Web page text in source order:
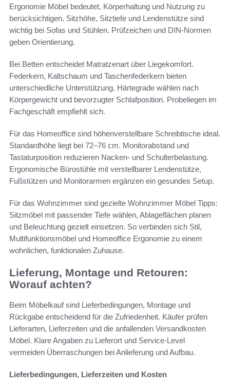
Ergonomie Möbel bedeutet, Körperhaltung und Nutzung zu
berücksichtigen. Sitzhöhe, Sitztiefe und Lendenstütze sind
wichtig bei Sofas und Stühlen. Prüfzeichen und DIN-Normen
geben Orientierung.
Bei Betten entscheidet Matratzenart über Liegekomfort.
Federkern, Kaltschaum und Taschenfederkern bieten
unterschiedliche Unterstützung. Härtegrade wählen nach
Körpergewicht und bevorzugter Schlafposition. Probeliegen im
Fachgeschäft empfiehlt sich.
Für das Homeoffice sind höhenverstellbare Schreibtische ideal.
Standardhöhe liegt bei 72–76 cm. Monitorabstand und
Tastaturposition reduzieren Nacken- und Schulterbelastung.
Ergonomische Bürostühle mit verstellbarer Lendenstütze,
Fußstützen und Monitorarmen ergänzen ein gesundes Setup.
Für das Wohnzimmer sind gezielte Wohnzimmer Möbel Tipps:
Sitzmöbel mit passender Tiefe wählen, Ablageflächen planen
und Beleuchtung gezielt einsetzen. So verbinden sich Stil,
Multifunktionsmöbel und Homeoffice Ergonomie zu einem
wohnlichen, funktionalen Zuhause.
Lieferung, Montage und Retouren:
Worauf achten?
Beim Möbelkauf sind Lieferbedingungen, Montage und
Rückgabe entscheidend für die Zufriedenheit. Käufer prüfen
Lieferarten, Lieferzeiten und die anfallenden Versandkosten
Möbel. Klare Angaben zu Lieferort und Service-Level
vermeiden Überraschungen bei Anlieferung und Aufbau.
Lieferbedingungen, Lieferzeiten und Kosten